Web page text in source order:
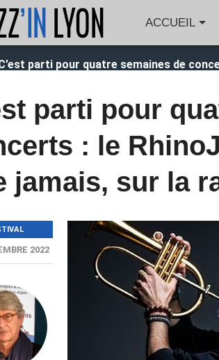
ACCUEIL
parti pour quatre semaines de
parti pour
: le
jamais, sur la
2022